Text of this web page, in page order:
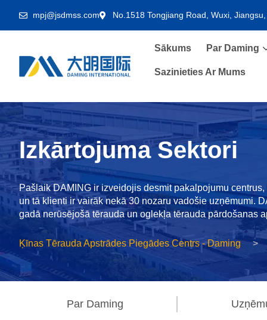
mpj@jsdmss.com No.1518 Tongjiang Road, Wuxi,
Sākums Par Daming
Sazinieties Ar Mums
Izkārtojuma Sektori
Pašlaik DAMING ir izveidojis desmit pakalpojumu
un tā klienti ir vairāk nekā 30 nozaru vadošie uzņēmumi.
gadā nerūsējošā tērauda un oglekļa tērauda pārdošanas
Ķīnas Tērauda Apstrādes Piegādes Centrs - Daming
Par Daming